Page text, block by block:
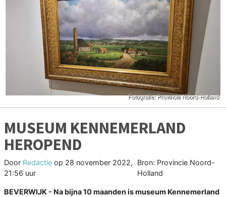
MUSEUM KENNEMERLAND
HEROPEND
Door Redactie op 28 november 2022,
21:56 uur
Bron: Provincie Noord-
Holland
BEVERWIJK - Na bijna 10 maanden is museum Kennemerland